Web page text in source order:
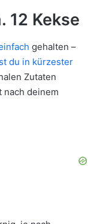
12 Kekse
gehalten –
du in kürzester
Zutaten
nach deinem